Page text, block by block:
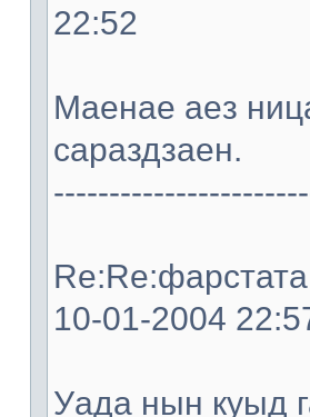
22:52
Мaeнae aeз
сараздзaeн.
10-01-2004
Уада нын куыд